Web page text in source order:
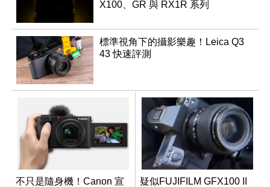
X100、GR 與 RX1R 系列
標準視角下的攝影樂趣！Leica Q3
43 快速評測
不只是隨身機！Canon 宣
疑似FUJIFILM GFX100 II